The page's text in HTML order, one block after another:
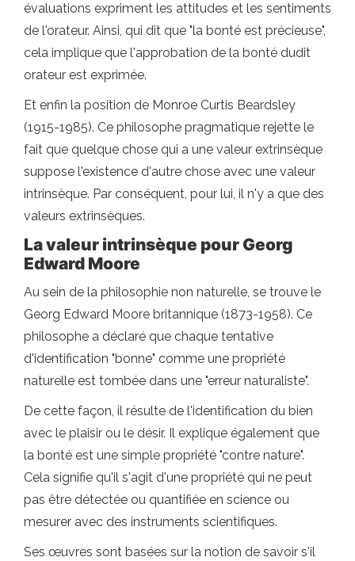
évaluations expriment les attitudes et les sentiments
de l'orateur. Ainsi, qui dit que "la bonté est précieuse",
cela implique que l'approbation de la bonté dudit
orateur est exprimée.
Et enfin la position de Monroe Curtis Beardsley
(1915-1985). Ce philosophe pragmatique rejette le
fait que quelque chose qui a une valeur extrinsèque
suppose l'existence d'autre chose avec une valeur
intrinsèque. Par conséquent, pour lui, il n'y a que des
valeurs extrinsèques.
La valeur intrinsèque pour Georg
Edward Moore
Au sein de la philosophie non naturelle, se trouve le
Georg Edward Moore britannique (1873-1958). Ce
philosophe a déclaré que chaque tentative
d'identification "bonne" comme une propriété
naturelle est tombée dans une "erreur naturaliste".
De cette façon, il résulte de l'identification du bien
avec le plaisir ou le désir. Il explique également que
la bonté est une simple propriété "contre nature".
Cela signifie qu'il s'agit d'une propriété qui ne peut
pas être détectée ou quantifiée en science ou
mesurer avec des instruments scientifiques.
Ses œuvres sont basées sur la notion de savoir s'il